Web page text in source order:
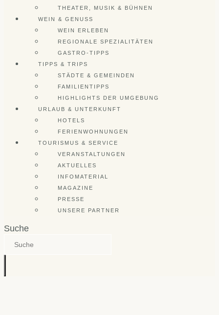
THEATER, MUSIK & BÜHNEN
WEIN & GENUSS
WEIN ERLEBEN
REGIONALE SPEZIALITÄTEN
GASTRO-TIPPS
TIPPS & TRIPS
STÄDTE & GEMEINDEN
FAMILIENTIPPS
HIGHLIGHTS DER UMGEBUNG
URLAUB & UNTERKUNFT
HOTELS
FERIENWOHNUNGEN
TOURISMUS & SERVICE
VERANSTALTUNGEN
AKTUELLES
INFOMATERIAL
MAGAZINE
PRESSE
UNSERE PARTNER
Suche